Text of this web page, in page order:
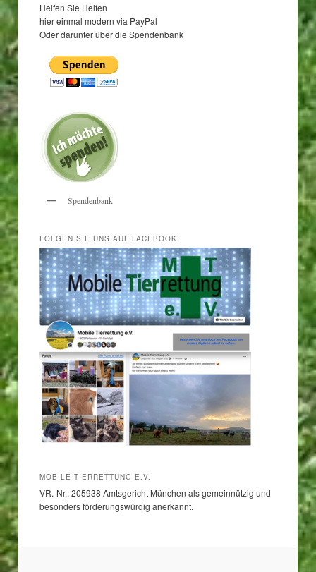
Helfen Sie Helfen
hier einmal modern via PayPal
Oder darunter über die Spendenbank
Spendenbank
FOLGEN SIE UNS AUF FACEBOOK
MOBILE TIERRETTUNG E.V.
VR.-Nr.: 205938 Amtsgericht München als gemeinnützig und
besonders förderungswürdig anerkannt.